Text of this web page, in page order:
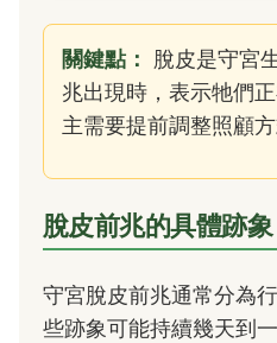
關鍵點：
脫皮是守宮
兆出現時，表示牠們
主需要提前調整照顧方
脫皮前兆的具體跡
守宮脫皮前兆通常分為
些跡象可能持續幾天到